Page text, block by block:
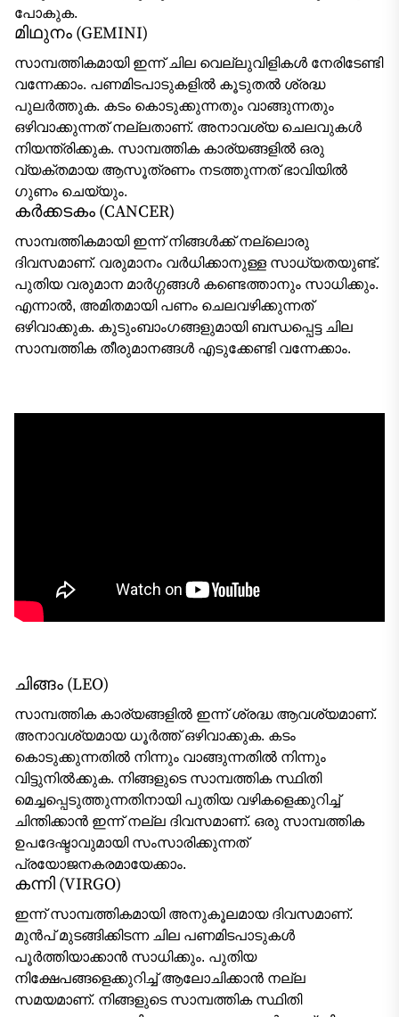
പോകുക.
മിഥുനം (GEMINI)
സാമ്പത്തികമായി ഇന്ന് ചില വെല്ലുവിളികൾ നേരിടേണ്ടി
വന്നേക്കാം. പണമിടപാടുകളിൽ കൂടുതൽ ശ്രദ്ധ
പുലർത്തുക. കടം കൊടുക്കുന്നതും വാങ്ങുന്നതും
ഒഴിവാക്കുന്നത് നല്ലതാണ്. അനാവശ്യ ചെലവുകൾ
നിയന്ത്രിക്കുക. സാമ്പത്തിക കാര്യങ്ങളിൽ ഒരു
വ്യക്തമായ ആസൂത്രണം നടത്തുന്നത് ഭാവിയിൽ
ഗുണം ചെയ്യും.
കർക്കടകം (CANCER)
സാമ്പത്തികമായി ഇന്ന് നിങ്ങൾക്ക് നല്ലൊരു
ദിവസമാണ്. വരുമാനം വർധിക്കാനുള്ള സാധ്യതയുണ്ട്.
പുതിയ വരുമാന മാർഗ്ഗങ്ങൾ കണ്ടെത്താനും സാധിക്കും.
എന്നാൽ, അമിതമായി പണം ചെലവഴിക്കുന്നത്
ഒഴിവാക്കുക. കുടുംബാംഗങ്ങളുമായി ബന്ധപ്പെട്ട ചില
സാമ്പത്തിക തീരുമാനങ്ങൾ എടുക്കേണ്ടി വന്നേക്കാം.
ചിങ്ങം (LEO)
സാമ്പത്തിക കാര്യങ്ങളിൽ ഇന്ന് ശ്രദ്ധ ആവശ്യമാണ്.
അനാവശ്യമായ ധൂർത്ത് ഒഴിവാക്കുക. കടം
കൊടുക്കുന്നതിൽ നിന്നും വാങ്ങുന്നതിൽ നിന്നും
വിട്ടുനിൽക്കുക. നിങ്ങളുടെ സാമ്പത്തിക സ്ഥിതി
മെച്ചപ്പെടുത്തുന്നതിനായി പുതിയ വഴികളെക്കുറിച്ച്
ചിന്തിക്കാൻ ഇന്ന് നല്ല ദിവസമാണ്. ഒരു സാമ്പത്തിക
ഉപദേഷ്ടാവുമായി സംസാരിക്കുന്നത്
പ്രയോജനകരമായേക്കാം.
കന്നി (VIRGO)
ഇന്ന് സാമ്പത്തികമായി അനുകൂലമായ ദിവസമാണ്.
മുൻപ് മുടങ്ങിക്കിടന്ന ചില പണമിടപാടുകൾ
പൂർത്തിയാക്കാൻ സാധിക്കും. പുതിയ
നിക്ഷേപങ്ങളെക്കുറിച്ച് ആലോചിക്കാൻ നല്ല
സമയമാണ്. നിങ്ങളുടെ സാമ്പത്തിക സ്ഥിതി